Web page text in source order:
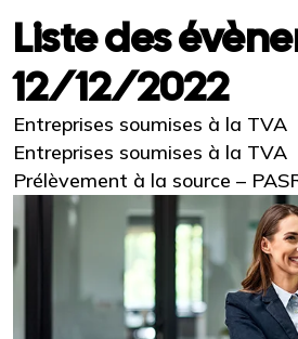
Liste des
12/12/2022
Entreprises soumises à la TVA
Entreprises soumises à la TVA
Prélèvement à la source –